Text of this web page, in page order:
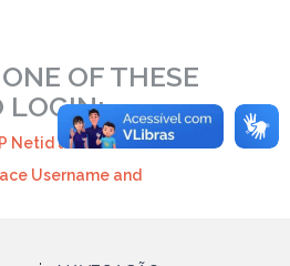
OF THESE
LOGIN:
Netid and Password
Username and